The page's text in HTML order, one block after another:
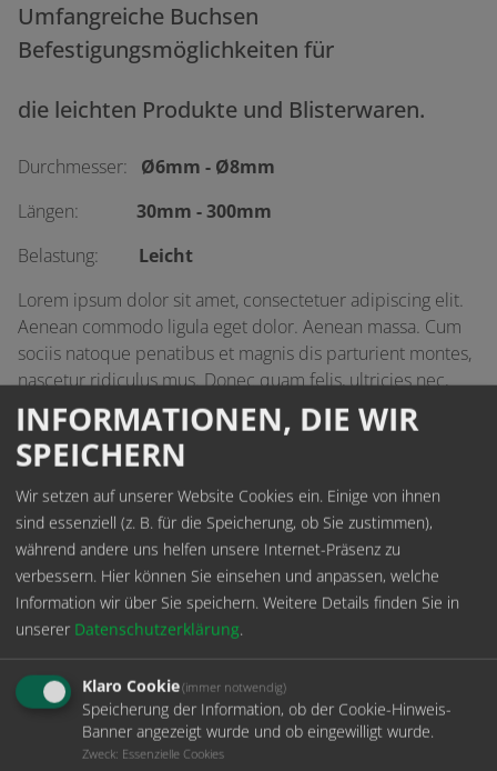
Umfangreiche Buchsen
Befestigungsmöglichkeiten für
die leichten Produkte und Blisterwaren.
Durchmesser: Ø6mm - Ø8mm
Längen: 30mm - 300mm
Belastung: Leicht
Lorem ipsum dolor sit amet, consectetuer adipiscing elit.
Aenean commodo ligula eget dolor. Aenean massa. Cum
sociis natoque penatibus et magnis dis parturient montes,
nascetur ridiculus mus. Donec quam felis, ultricies nec,
pellentesque eu, pretium quis, sem.Lorem ipsum dolor sit
amet, consectetuer adipiscing elit. Aenean commodo
ligula eget dolor. Aenean massa. Cum sociis natoque
penatibus et magnis dis parturient montes, nascetur
ridiculus mus. Donec quam felis, ultricies nec,
pellentesque eu, pretium quis, sem.Lorem ipsum dolor sit
amet, consectetuer adipiscing elit. Aenean commodo
ligula eget dolor. Aenean massa. Cum sociis natoque
penatibus et magnis dis parturient montes, nascetur
ridiculus mus. Donec quam felis, ultricies nec,
pellentesque eu, pretium quis, sem.
Durchmesser
INFORMATIONEN, DIE WIR
SPEICHERN
Wir setzen auf unserer Website Cookies ein. Einige von ihnen
sind essenziell (z. B. für die Speicherung, ob Sie zustimmen),
während andere uns helfen unsere Internet-Präsenz zu
verbessern. Hier können Sie einsehen und anpassen, welche
Information wir über Sie speichern. Weitere Details finden Sie in
unserer Datenschutzerklärung.
Klaro Cookie(immer notwendig)
Speicherung der Information, ob der Cookie-Hinweis-
Banner angezeigt wurde und ob eingewilligt wurde.
Zweck: Essenzielle Cookies